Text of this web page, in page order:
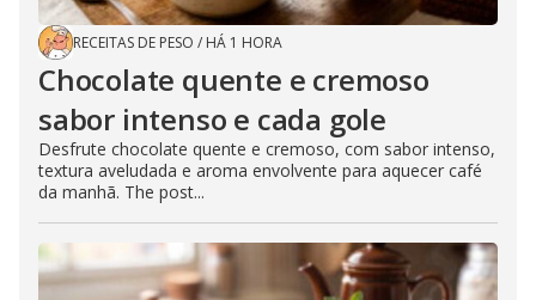
RECEITAS DE PESO / HÁ 1 HORA
Chocolate quente e cremoso
sabor intenso e cada gole
Desfrute chocolate quente e cremoso, com sabor intenso,
textura aveludada e aroma envolvente para aquecer café
da manhã. The post...